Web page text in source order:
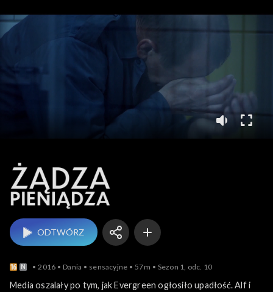
ODTWÓRZ
2016 Dania sensacyjne 57m Sezon 1, odc. 10
Media oszalały po tym, jak Evergreen ogłosiło upadłość. Alf i